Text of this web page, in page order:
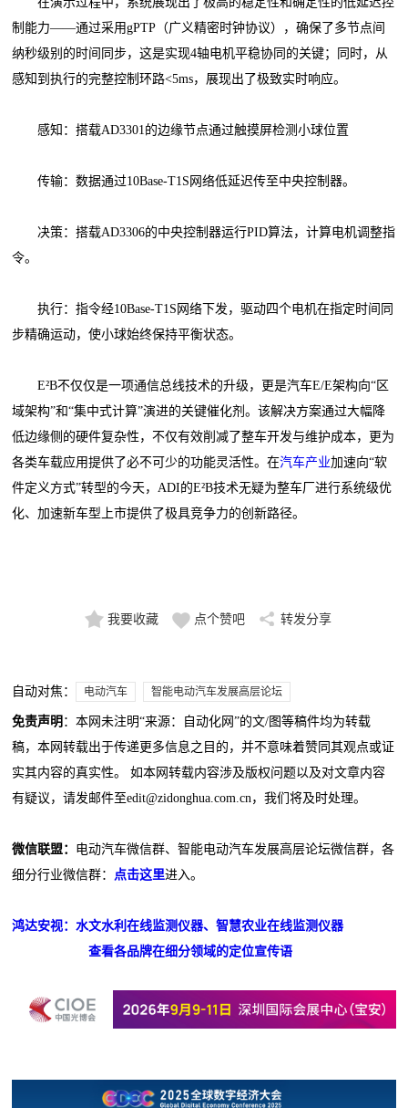
制能力——通过采用gPTP（广义精密时钟协议），确保了多节点间
纳秒级别的时间同步，这是实现4轴电机平稳协同的关键；同时，从
感知到执行的完整控制环路<5ms，展现出了极致实时响应。
感知：搭载AD3301的边缘节点通过触摸屏检测小球位置
传输：数据通过10Base-T1S网络低延迟传至中央控制器。
决策：搭载AD3306的中央控制器运行PID算法，计算电机调整指
令。
执行：指令经10Base-T1S网络下发，驱动四个电机在指定时间同
步精确运动，使小球始终保持平衡状态。
E²B不仅仅是一项通信总线技术的升级，更是汽车E/E架构向“区
域架构”和“集中式计算”演进的关键催化剂。该解决方案通过大幅降
低边缘侧的硬件复杂性，不仅有效削减了整车开发与维护成本，更为
各类车载应用提供了必不可少的功能灵活性。在汽车产业加速向“软
件定义方式”转型的今天，ADI的E²B技术无疑为整车厂进行系统级优
化、加速新车型上市提供了极具竞争力的创新路径。
我要收藏 点个赞吧 转发分享
自动对焦： 电动汽车 智能电动汽车发展高层论坛
免责声明 ：本网未注明“来源：自动化网”的文/图等稿件均为转载
稿，本网转载出于传递更多信息之目的，并不意味着赞同其观点或证
实其内容的真实性。 如本网转载内容涉及版权问题以及对文章内容
有疑议，请发邮件至edit@zidonghua.com.cn，我们将及时处理。
微信联盟： 电动汽车微信群、智能电动汽车发展高层论坛微信群，各
细分行业微信群： 点击这里进入。
鸿达安视：水文水利在线监测仪器、智慧农业在线监测仪器
查看各品牌在细分领域的定位宣传语